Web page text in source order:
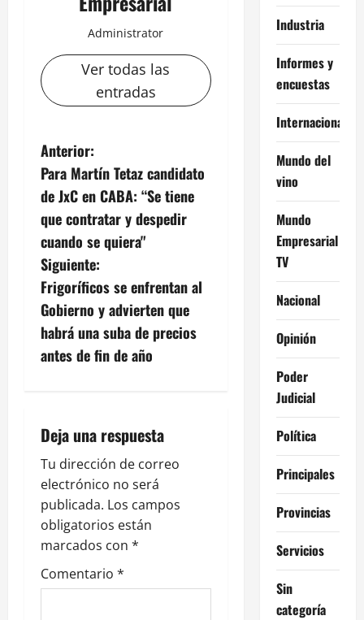
Administrator
Ver todas las
entradas
N
a
v
e
g
a
c
ó
n
d
e
e
n
Anterior:
Para Martín Tetaz candidato
de JxC en CABA: “Se tiene
que contratar y despedir
cuando se quiera"
Siguiente:
Frigoríficos se enfrentan al
Gobierno y advierten que
habrá una suba de precios
antes de fin de año
Deja una respuesta
Tu dirección de correo
electrónico no será
publicada. Los campos
obligatorios están
marcados con *
Comentario *
Industria
Informes y
encuestas
Internacional
Mundo del
vino
Mundo
Empresarial
TV
Nacional
Opinión
Poder
Judicial
Política
Principales
Provincias
Servicios
Sin
categoría